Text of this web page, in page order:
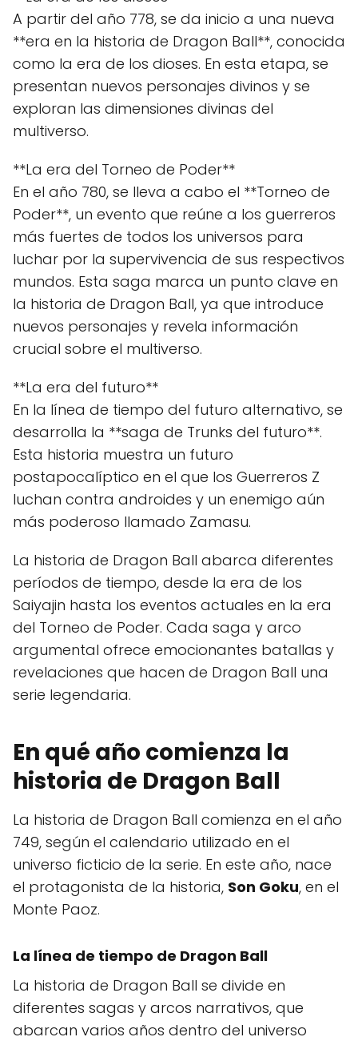
A partir del año 778, se da inicio a una nueva
**era en la historia de Dragon Ball**, conocida
como la era de los dioses. En esta etapa, se
presentan nuevos personajes divinos y se
exploran las dimensiones divinas del
multiverso.
**La era del Torneo de Poder**
En el año 780, se lleva a cabo el **Torneo de
Poder**, un evento que reúne a los guerreros
más fuertes de todos los universos para
luchar por la supervivencia de sus respectivos
mundos. Esta saga marca un punto clave en
la historia de Dragon Ball, ya que introduce
nuevos personajes y revela información
crucial sobre el multiverso.
**La era del futuro**
En la línea de tiempo del futuro alternativo, se
desarrolla la **saga de Trunks del futuro**.
Esta historia muestra un futuro
postapocalíptico en el que los Guerreros Z
luchan contra androides y un enemigo aún
más poderoso llamado Zamasu.
La historia de Dragon Ball abarca diferentes
períodos de tiempo, desde la era de los
Saiyajin hasta los eventos actuales en la era
del Torneo de Poder. Cada saga y arco
argumental ofrece emocionantes batallas y
revelaciones que hacen de Dragon Ball una
serie legendaria.
En qué año comienza la
historia de Dragon Ball
La historia de Dragon Ball comienza en el año
749, según el calendario utilizado en el
universo ficticio de la serie. En este año, nace
el protagonista de la historia, Son Goku, en el
Monte Paoz.
La línea de tiempo de Dragon Ball
La historia de Dragon Ball se divide en
diferentes sagas y arcos narrativos, que
abarcan varios años dentro del universo